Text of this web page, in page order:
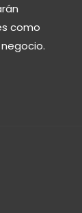
como